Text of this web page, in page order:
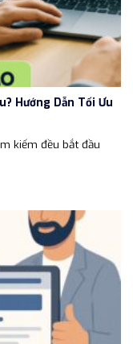
Hướng Dẫn Tối Ưu
kiếm đều bắt đầu